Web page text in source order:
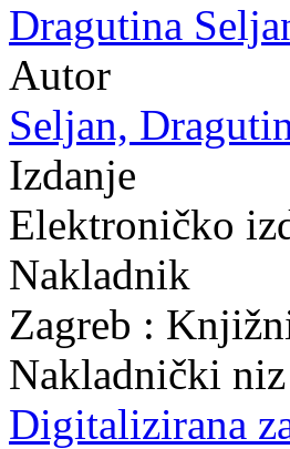
Dragutina
Autor
Seljan,
Izdanje
Elektroničko
Nakladnik
Zagreb :
Nakladnički niz
Digitalizirana